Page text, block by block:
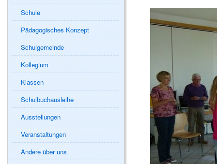
Schule
Pädagogisches Konzept
Schulgemeinde
Kollegium
Klassen
Schulbuchausleihe
Ausstellungen
Veranstaltungen
Andere über uns